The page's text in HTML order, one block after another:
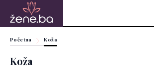
Početna Koža
Koža